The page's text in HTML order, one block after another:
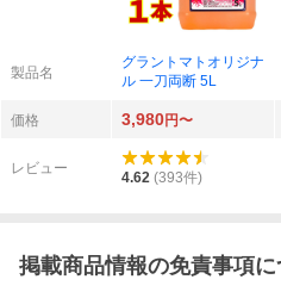
製品名
グラントマトオリジナ
ル 一刀両断 5L
価格
3,980円〜
レビュー
4.62 (393件)
掲載商品情報の免責事項に